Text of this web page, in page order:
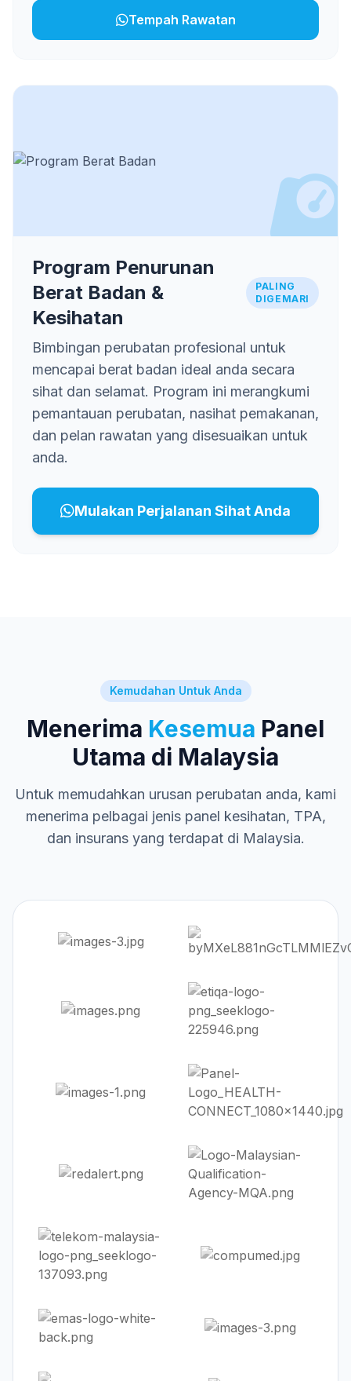
Tempah Rawatan
Program Penurunan
Berat Badan &
Kesihatan
PALING
DIGEMARI
Bimbingan perubatan profesional untuk
mencapai berat badan ideal anda secara
sihat dan selamat. Program ini merangkumi
pemantauan perubatan, nasihat pemakanan,
dan pelan rawatan yang disesuaikan untuk
anda.
Mulakan Perjalanan Sihat Anda
Kemudahan Untuk Anda
Menerima Kesemua Panel
Utama di Malaysia
Untuk memudahkan urusan perubatan anda, kami
menerima pelbagai jenis panel kesihatan, TPA,
dan insurans yang terdapat di Malaysia.